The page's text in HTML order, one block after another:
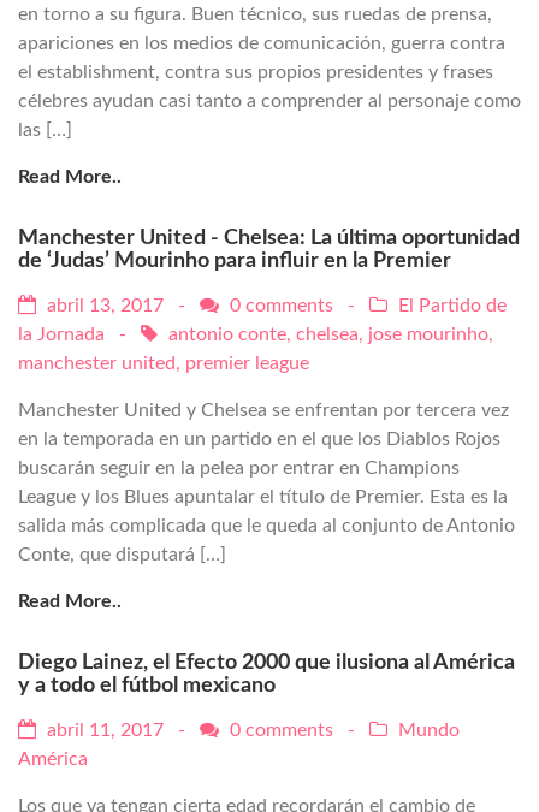
en torno a su figura. Buen técnico, sus ruedas de prensa,
apariciones en los medios de comunicación, guerra contra
el establishment, contra sus propios presidentes y frases
célebres ayudan casi tanto a comprender al personaje como
las […]
Read More..
Manchester United - Chelsea: La última oportunidad
de ‘Judas’ Mourinho para influir en la Premier
abril 13, 2017 - 0 comments -
El Partido de
la Jornada - antonio conte, chelsea, jose mourinho,
manchester united, premier league
Manchester United y Chelsea se enfrentan por tercera vez
en la temporada en un partido en el que los Diablos Rojos
buscarán seguir en la pelea por entrar en Champions
League y los Blues apuntalar el título de Premier. Esta es la
salida más complicada que le queda al conjunto de Antonio
Conte, que disputará […]
Read More..
Diego Lainez, el Efecto 2000 que ilusiona al América
y a todo el fútbol mexicano
abril 11, 2017 - 0 comments -
Mundo
América
Los que ya tengan cierta edad recordarán el cambio de